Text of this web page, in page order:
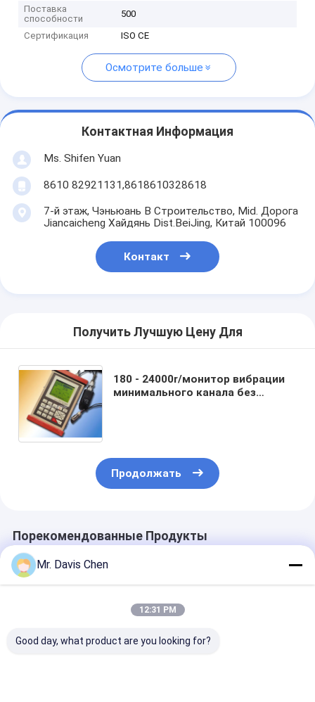
Поставка
способности
500
Сертификация ISO CE
Осмотрите больше
Контактная Информация
Ms. Shifen Yuan
8610 82921131,8618610328618
7-й этаж, Чэньюань B Строительство, Mid. Дорога
Jiancaicheng Хайдянь Dist.BeiJing, Китай 100096
Контакт
Получить Лучшую Цену Для
180 - 24000r/монитор вибрации
минимального канала без
Продолжать
Порекомендованные Продукты
Mr. Davis Chen
12:31 PM
Good day, what product are you looking for?